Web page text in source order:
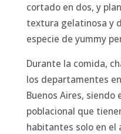
cortado en dos, y
textura gelatinosa y
especie de yummy
Durante la comida,
los departamentes
Buenos Aires, siendo
poblacional que
habitantes solo en el